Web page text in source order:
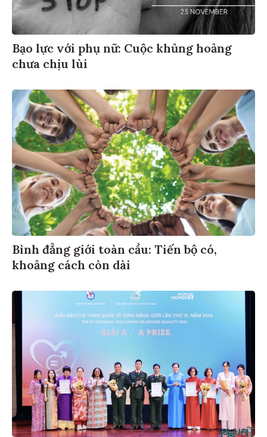
Bạo lực với phụ nữ: Cuộc khủng hoảng
chưa chịu lùi
Bình đẳng giới toàn cầu: Tiến bộ có,
khoảng cách còn dài